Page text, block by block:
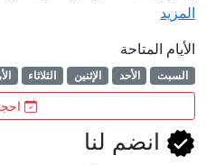
المزيد
الأيام المتاحة
السبت الأحد الإثنين الثلاثاء
انضم لنا